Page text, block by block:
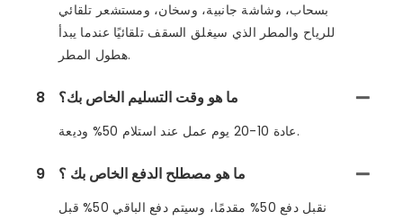
بسحاب، وشاشة جانبية، وسخان، ومستشعر تلقائي
للرياح والمطر الذي سيغلق السقف تلقائيًا عندما يبدأ
هطول المطر.
8 ما هو وقت التسليم الخاص بك؟
عادة 10-20 يوم عمل عند استلام 50% وديعة.
9 ما هو مصطلح الدفع الخاص بك ؟
نقبل دفع 50% مقدمًا، وسيتم دفع الباقي 50% قبل